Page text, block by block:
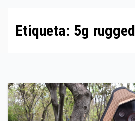
Etiqueta: 5g